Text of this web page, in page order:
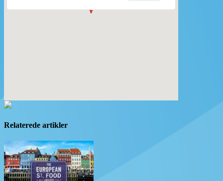
Relaterede artikler